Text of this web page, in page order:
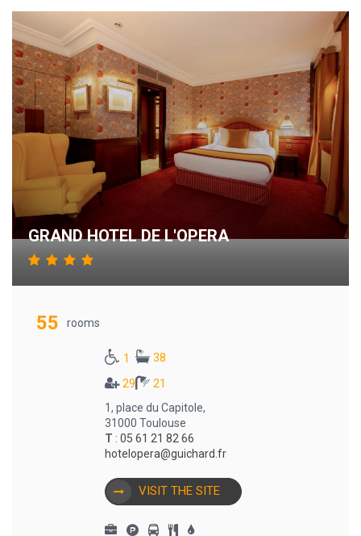
GRAND HOTEL DE L'OPERA
55 rooms
1
38
29
21
1, place du Capitole,
31000 Toulouse
T : 05 61 21 82 66
hotelopera@guichard.fr
VISIT THE SITE